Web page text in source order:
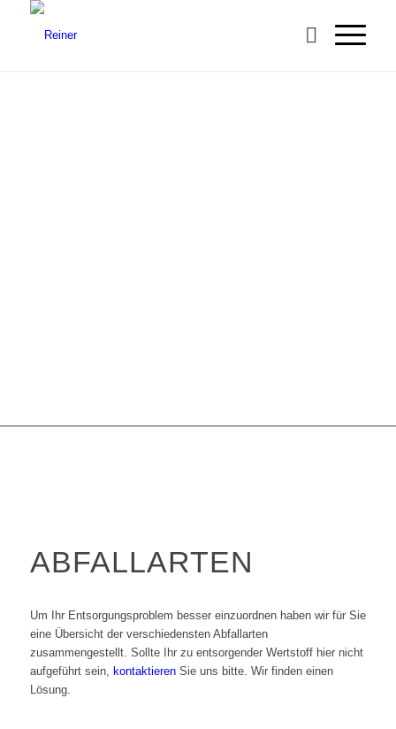
ABFALLARTEN
Um Ihr Entsorgungsproblem besser einzuordnen haben wir für Sie
eine Übersicht der verschiedensten Abfallarten
zusammengestellt. Sollte Ihr zu entsorgender Wertstoff hier nicht
aufgeführt sein, kontaktierenSie uns bitte. Wir finden einen
Lösung.